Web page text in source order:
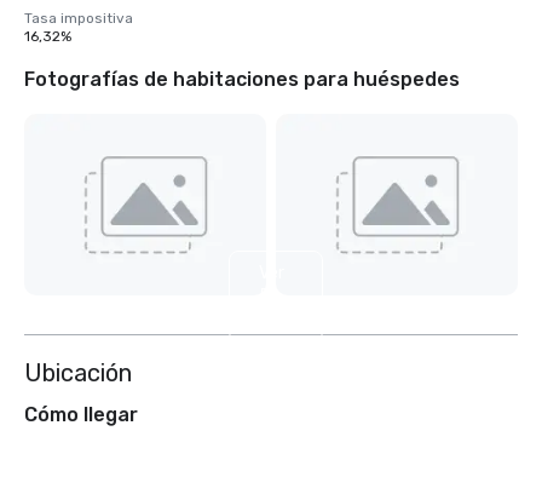
Tasa impositiva
16,32%
Fotografías de habitaciones para huéspedes
Ubicación
Cómo llegar